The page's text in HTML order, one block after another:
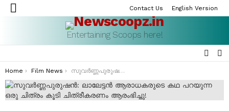
Menu
Contact Us English Version
Entertaining Scoops here!
You are here:
Home Film News സുവർണ്ണപുരുഷൻ: ലാലേട്ടന്‍ ആരാധകരുടെ കഥ പറയുന്ന ഒരു ചിത്രം കൂടി ചിത്രീകരണം ആരംഭിച്ചു!